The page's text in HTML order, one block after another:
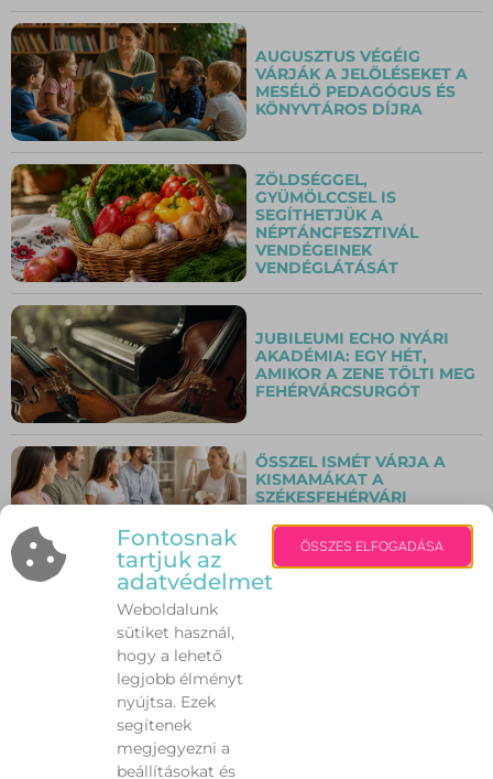
AUGUSZTUS VÉGÉIG
VÁRJÁK A JELÖLÉSEKET A
MESÉLŐ PEDAGÓGUS ÉS
KÖNYVTÁROS DÍJRA
ZÖLDSÉGGEL,
GYÜMÖLCCSEL IS
SEGÍTHETJÜK A
NÉPTÁNCFESZTIVÁL
VENDÉGEINEK
VENDÉGLÁTÁSÁT
JUBILEUMI ECHO NYÁRI
AKADÉMIA: EGY HÉT,
AMIKOR A ZENE TÖLTI MEG
FEHÉRVÁRCSURGÓT
ŐSSZEL ISMÉT VÁRJA A
KISMAMÁKAT A
SZÉKESFEHÉRVÁRI
SZÜLÉSFELKÉSZÍTŐ
TANFOLYAM
Fontosnak
tartjuk az
adatvédelmet
Weboldalunk
sütiket használ,
hogy a lehető
legjobb élményt
nyújtsa. Ezek
segítenek
megjegyezni a
beállításokat és
ÖSSZES ELFOGADÁSA